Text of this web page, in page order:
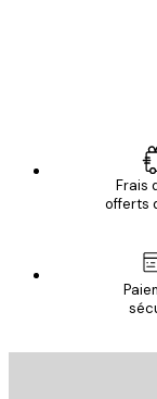
Frais
offerts